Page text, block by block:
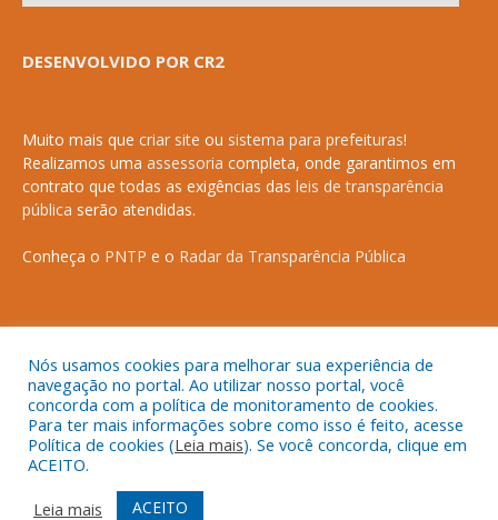
DESENVOLVIDO POR CR2
Muito mais que criar site ou sistema para prefeituras!
Realizamos uma assessoria completa, onde garantimos em
contrato que todas as exigências das leis de transparência
pública serão atendidas.
Conheça o PNTP e o Radar da Transparência Pública
Todos os direitos reservados a Prefeitura Municipal de Anapurus.
Mapa do Site
Acessar o Webmail
Nós usamos cookies para melhorar sua experiência de
navegação no portal. Ao utilizar nosso portal, você
concorda com a política de monitoramento de cookies.
Para ter mais informações sobre como isso é feito, acesse
Política de cookies (Leia mais). Se você concorda, clique em
ACEITO.
Leia mais
ACEITO